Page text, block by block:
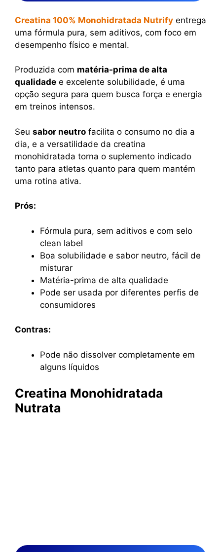
Creatina 100% Monohidratada Nutrify entrega
uma fórmula pura, sem aditivos, com foco em
desempenho físico e mental.
Produzida com matéria-prima de alta
qualidade e excelente solubilidade, é uma
opção segura para quem busca força e energia
em treinos intensos.
Seu sabor neutro facilita o consumo no dia a
dia, e a versatilidade da creatina
monohidratada torna o suplemento indicado
tanto para atletas quanto para quem mantém
uma rotina ativa.
Prós:
Fórmula pura, sem aditivos e com selo
clean label
Boa solubilidade e sabor neutro, fácil de
misturar
Matéria-prima de alta qualidade
Pode ser usada por diferentes perfis de
consumidores
Contras:
Pode não dissolver completamente em
alguns líquidos
Creatina Monohidratada
Nutrata